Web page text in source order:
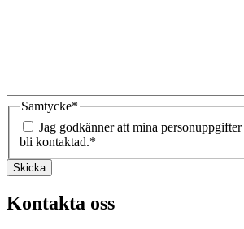
Samtycke*
Jag godkänner att mina
bli kontaktad.*
Skicka
Kontakta oss